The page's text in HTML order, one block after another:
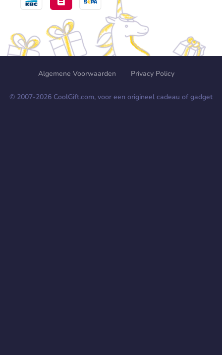
Algemene Voorwaarden Privacy Policy
© 2007-2026 CoolGift.com, voor een origineel cadeau of gadget